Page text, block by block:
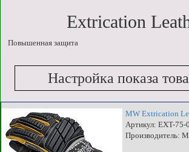
Extrication
Повышенная защита
Настройка показа
MW Extrication
Артикул: EXT-75-
Производитель: